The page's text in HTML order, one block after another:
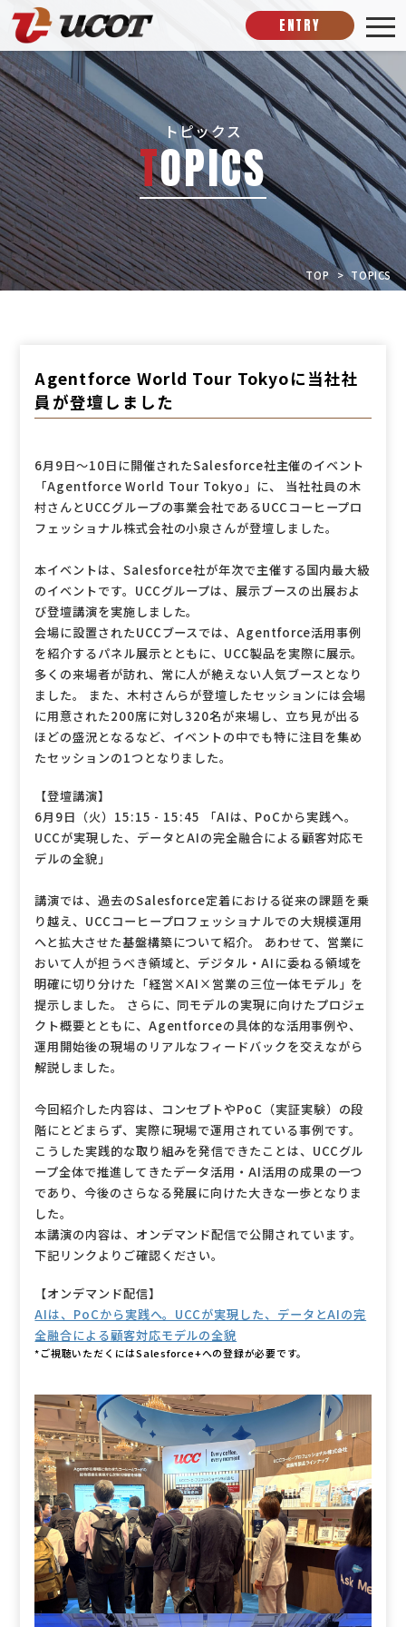
ENTRY
トピックス
TOPICS
TOP TOPICS
Agentforce World Tour Tokyoに当社社
員が登壇しました
6月9日～10日に開催されたSalesforce社主催のイベント
「Agentforce World Tour Tokyo」に、 当社社員の木
村さんとUCCグループの事業会社であるUCCコーヒープロ
フェッショナル株式会社の小泉さんが登壇しました。
本イベントは、Salesforce社が年次で主催する国内最大級
のイベントです。UCCグループは、展示ブースの出展およ
び登壇講演を実施しました。
会場に設置されたUCCブースでは、Agentforce活用事例
を紹介するパネル展示とともに、UCC製品を実際に展示。
多くの来場者が訪れ、常に人が絶えない人気ブースとなり
ました。 また、木村さんらが登壇したセッションには会場
に用意された200席に対し320名が来場し、立ち見が出る
ほどの盛況となるなど、イベントの中でも特に注目を集め
たセッションの1つとなりました。
【登壇講演】
6月9日（火）15:15 - 15:45 「AIは、PoCから実践へ。
UCCが実現した、データとAIの完全融合による顧客対応モ
デルの全貌」
講演では、過去のSalesforce定着における従来の課題を乗
り越え、UCCコーヒープロフェッショナルでの大規模運用
へと拡大させた基盤構築について紹介。 あわせて、営業に
おいて人が担うべき領域と、デジタル・AIに委ねる領域を
明確に切り分けた「経営×AI×営業の三位一体モデル」を
提示しました。 さらに、同モデルの実現に向けたプロジェ
クト概要とともに、Agentforceの具体的な活用事例や、
運用開始後の現場のリアルなフィードバックを交えながら
解説しました。
今回紹介した内容は、コンセプトやPoC（実証実験）の段
階にとどまらず、実際に現場で運用されている事例です。
こうした実践的な取り組みを発信できたことは、UCCグル
ープ全体で推進してきたデータ活用・AI活用の成果の一つ
であり、今後のさらなる発展に向けた大きな一歩となりま
した。
本講演の内容は、オンデマンド配信で公開されています。
下記リンクよりご確認ください。
【オンデマンド配信】
AIは、PoCから実践へ。UCCが実現した、データとAIの完
全融合による顧客対応モデルの全貌
*ご視聴いただくにはSalesforce+への登録が必要です。